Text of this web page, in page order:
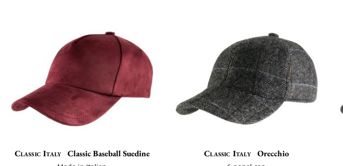
Classic Italy Classic Baseball Suedine Classic Italy Orecchio